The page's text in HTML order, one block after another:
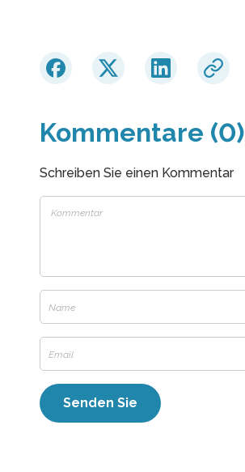
Kommentare (0)
Schreiben Sie einen Kommentar